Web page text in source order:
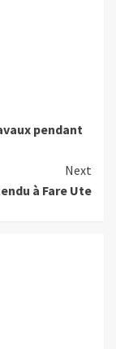
pendant
Next
à Fare Ute